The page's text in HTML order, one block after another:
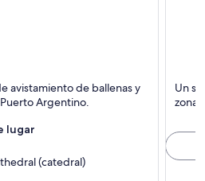
y Correr
avistamiento de ballenas y
Argentino.
lugar
(catedral)
Un
zona